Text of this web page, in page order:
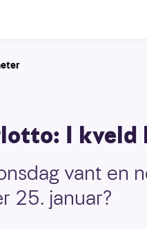
I kveld
vant en
25. januar?